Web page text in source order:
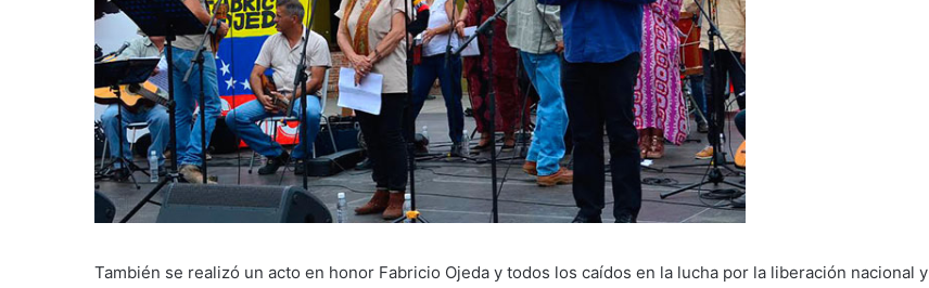
También se realizó un acto en honor Fabricio Ojeda y todos los caídos en la lucha por la liberación nacional y